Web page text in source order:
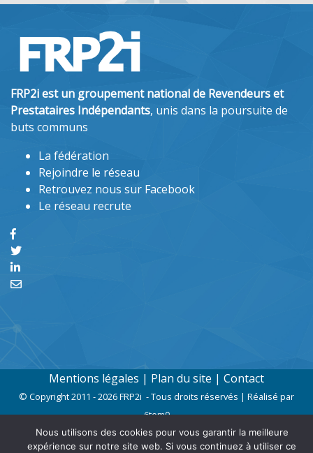
FRP2i est un groupement national de Revendeurs et
Prestataires Indépendants, unis dans la poursuite de
buts communs
La fédération
Rejoindre le réseau
Retrouvez nous sur Facebook
Le réseau recrute
Mentions légales | Plan du site | Contact
© Copyright 2011 - 2026 FRP2i - Tous droits réservés | Réalisé par
6tem9
Nous utilisons des cookies pour vous garantir la meilleure
expérience sur notre site web. Si vous continuez à utiliser ce